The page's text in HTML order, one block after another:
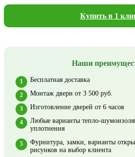
Купить в 1
Наши
Бесплатная доставка
Монтаж двери от 3 500 руб.
Изготовление дверей от 6 часов
Любые варианты тепло-
уплотнения
Фурнитура, замки, варианты
рисунков на выбор клиента